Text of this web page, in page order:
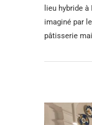
lieu hybride
imaginé par
pâtisserie